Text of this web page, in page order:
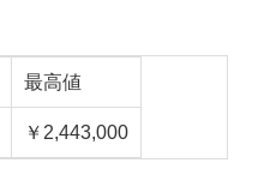
最高値
￥2,443,000